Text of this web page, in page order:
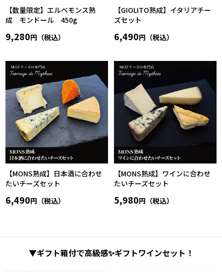
【数量限定】エルベモンス熟
成 モンドール 450g
9,280円（税込）
【GIOLITO熟成】イタリアチー
ズセット
6,490円（税込）
【MONS熟成】日本酒に合わせ
たいチーズセット
6,490円（税込）
【MONS熟成】ワインに合わせ
たいチーズセット
5,980円（税込）
▼ギフト箱付で高級感✨ギフトワインセット！